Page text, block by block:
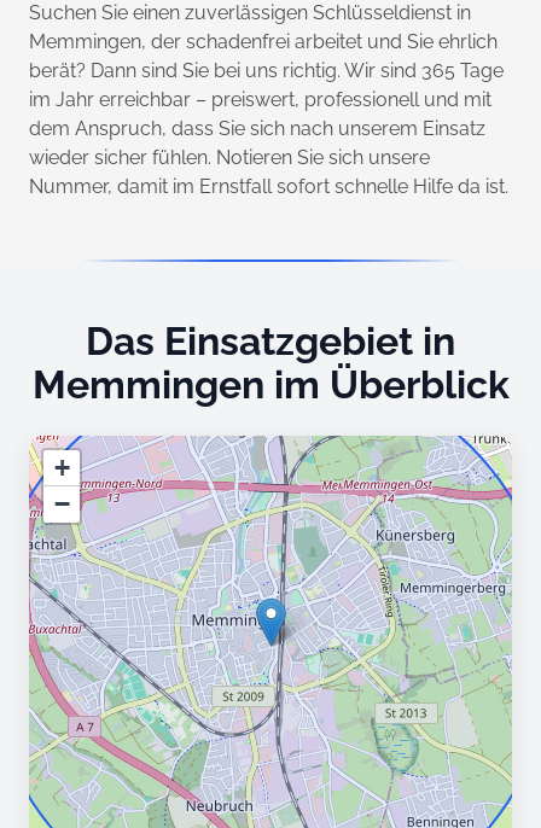
Suchen Sie einen zuverlässigen Schlüsseldienst in
Memmingen, der schadenfrei arbeitet und Sie ehrlich
berät? Dann sind Sie bei uns richtig. Wir sind 365 Tage
im Jahr erreichbar – preiswert, professionell und mit
dem Anspruch, dass Sie sich nach unserem Einsatz
wieder sicher fühlen. Notieren Sie sich unsere
Nummer, damit im Ernstfall sofort schnelle Hilfe da ist.
Das Einsatzgebiet in
Memmingen im Überblick
+
−